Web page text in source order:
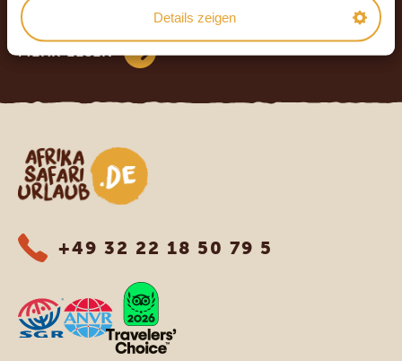
Details zeigen
569+ Reviews
MEHR LESEN
Afrika Safari Urlaub
+49 32 22 18 50 79 5